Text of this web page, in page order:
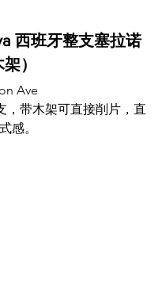
西班牙整支塞拉诺
）
Ave
，带木架可直接削片，直
感。